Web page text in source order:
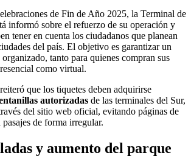
de Fin de Año 2025, la Terminal de
informó sobre el refuerzo de su operación y
tener en cuenta los ciudadanos que planean
del país. El objetivo es garantizar un
tanto para quienes compran sus
como virtual.
que los tiquetes deben adquirirse
autorizadas de las terminales del Sur,
del sitio web oficial, evitando páginas de
de forma irregular.
y aumento del parque